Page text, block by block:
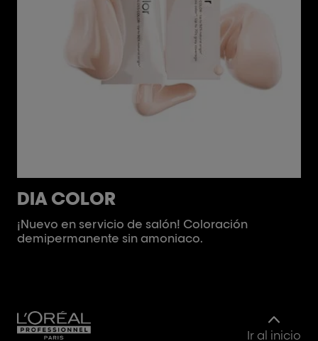
DIA COLOR
¡Nuevo en servicio de salón! Coloración
demipermanente sin amoniaco.
Ir al inicio